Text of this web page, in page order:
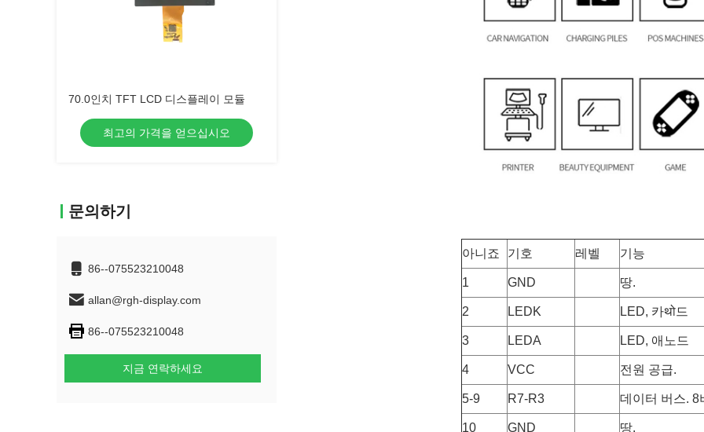
70.0인치 TFT LCD 디스플레이 모듈
최고의 가격을 얻으십시오
문의하기
86--075523210048
allan@rgh-display.com
86--075523210048
지금 연락하세요
아니죠 기호 레벨 기능
1 GND 땅.
2 LEDK LED, 카थो드
3 LEDA LED, 애노드
4 VCC 전원 공급.
5-9 R7-R3 데이터 버스. 8
10 GND 땅.